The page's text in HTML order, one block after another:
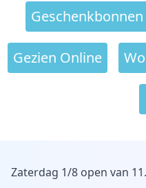
Geschenkbonnen
Gezien Online
Zaterdag 1/8 open van